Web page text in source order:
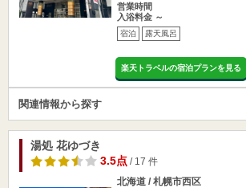
営業時間
入浴料金 ～
宿泊 露天風呂
楽天トラベルの宿泊プランを見る
関連情報から探す
湯処 花ゆづき
3.5点/ 17 件
北海道 / 札幌市西区